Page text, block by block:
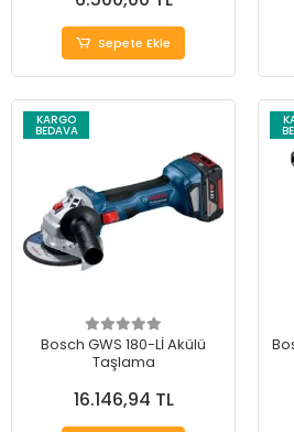
Sepete Ekle
KARGO
BEDAVA
Bosch GWS 180-Lİ Akülü
Taşlama
16.146,94 TL